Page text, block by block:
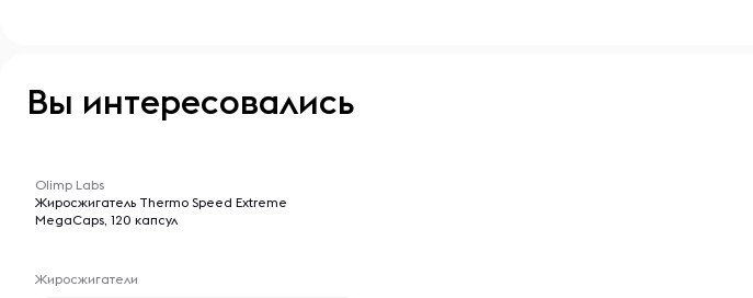
Вы интересовались
Olimp Labs
Жиросжигатель Thermo Speed Extreme
MegaCaps, 120 капсул
Жиросжигатели